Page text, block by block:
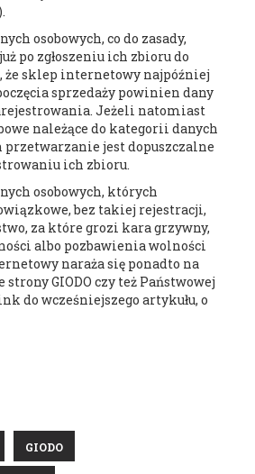
osobowych, co do zasady,
po zgłoszeniu ich zbioru do
że sklep internetowy najpóźniej
sprzedaży powinien dany
Jeżeli natomiast
należące do kategorii danych
jest dopuszczalne
ich zbioru.
osobowych, których
bez takiej rejestracji,
za które grozi kara grzywny,
albo pozbawienia wolności
naraża się ponadto na
GIODO czy też Państwowej
do wcześniejszego artykułu, o
GIODO